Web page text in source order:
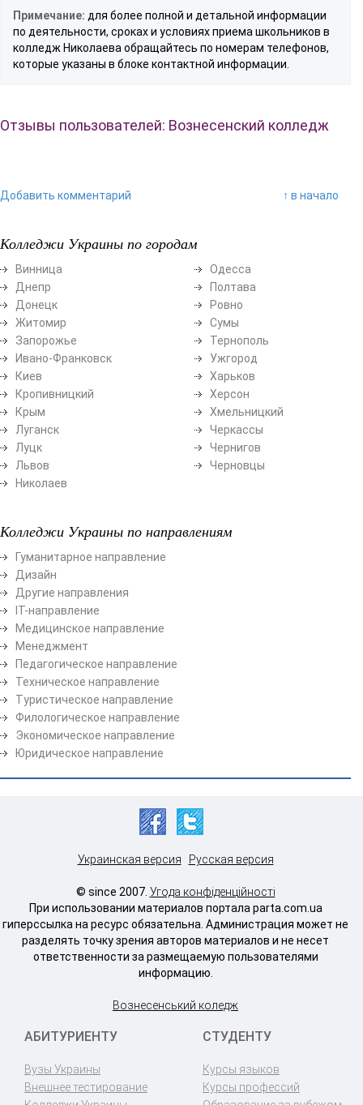
Примечание: для более полной и детальной информации
по деятельности, сроках и условиях приема школьников в
колледж Николаева обращайтесь по номерам телефонов,
которые указаны в блоке контактной информации.
Отзывы пользователей: Вознесенский колледж
Добавить комментарий ↑ в начало
Колледжи Украины по городам
Винница
Днепр
Донецк
Житомир
Запорожье
Ивано-Франковск
Киев
Кропивницкий
Крым
Луганск
Луцк
Львов
Николаев
Одесса
Полтава
Ровно
Сумы
Тернополь
Ужгород
Харьков
Херсон
Хмельницкий
Черкассы
Чернигов
Черновцы
Колледжи Украины по направлениям
Гуманитарное направление
Дизайн
Другие направления
ІТ-направление
Медицинское направление
Менеджмент
Педагогическое направление
Техническое направление
Туристическое направление
Филологическое направление
Экономическое направление
Юридическое направление
Украинская версия Русская версия
© since 2007. Угода конфіденційності
При использовании материалов портала parta.com.ua
гиперссылка на ресурс обязательна. Администрация может не
разделять точку зрения авторов материалов и не несет
ответственности за размещаемую пользователями
информацию.
Вознесенський коледж
АБИТУРИЕНТУ
Вузы Украины
Внешнее тестирование
СТУДЕНТУ
Курсы языков
Курсы профессий